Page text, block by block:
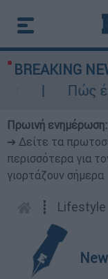
BREAKING
Πώς
Πρωινή ενημέρωση:
➔ Δείτε τα
περισσότερα για
γιορτάζουν σήμερα
┋ Lifestyle